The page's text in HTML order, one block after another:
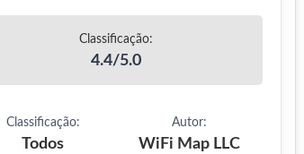
Classificação:
4.4/5.0
Classificação:
Todos
Autor:
WiFi Map LLC